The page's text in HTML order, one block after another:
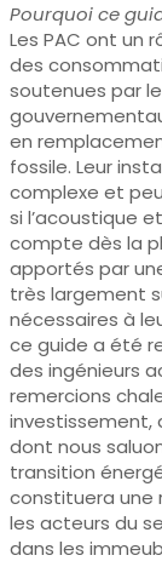
Pourquoi ce
Les PAC ont un
des
soutenues par
en
fossile. Leur
complexe et
si l’acoustique
compte dès la
apportés par
très largement
nécessaires à
ce guide a été
des ingénieurs
remercions
investissement,
dont nous
transition
constituera une
les acteurs du
dans les